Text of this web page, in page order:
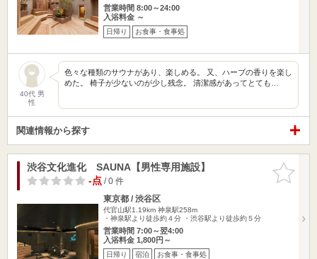
営業時間 8:00～24:00
入浴料金 ～
日帰り お食事・食事処
40代 男
性
色々な種類のサウナがあり、楽しめる。 又、ハーブの香りを楽し
めた。 椅子が少ないのが少し残念。 清潔感があってとても…
関連情報から探す
お気に入
りに追加
渋谷文化進化 SAUNA【男性専用施設】
-点/ 0 件
東京都 / 渋谷区
代官山駅1.19km 神泉駅258m
・神泉駅より徒歩約４分 ・渋谷駅より徒歩約５分
営業時間 7:00～翌4:00
入浴料金 1,800円～
日帰り 宿泊 お食事・食事処